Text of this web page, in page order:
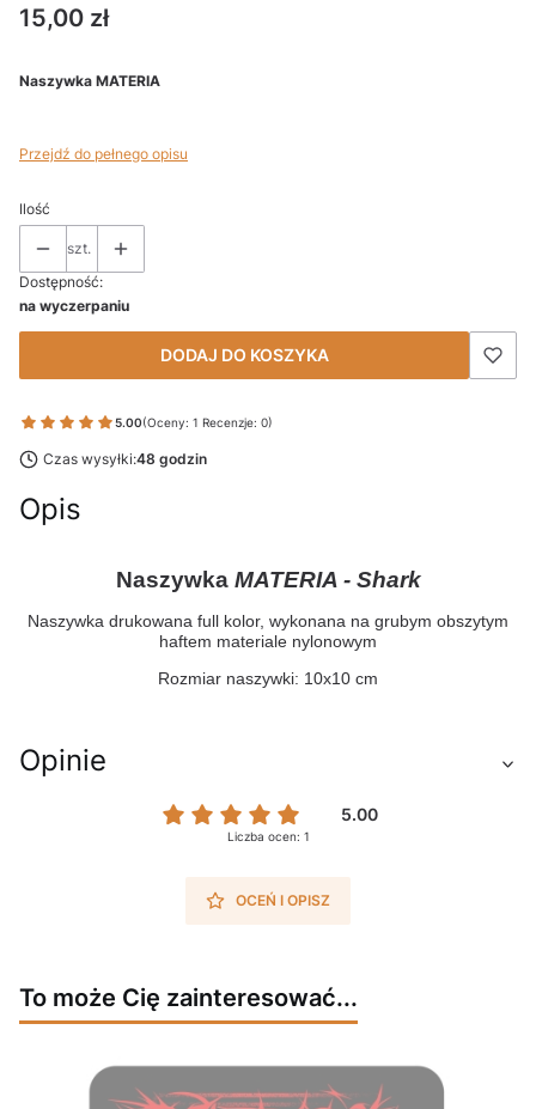
Cena
15,00 zł
Naszywka MATERIA
Przejdź do pełnego opisu
Ilość
szt.
Dostępność:
na wyczerpaniu
DODAJ DO KOSZYKA
5.00(Oceny: 1 Recenzje: 0)
Czas wysyłki:48 godzin
Opis
Naszywka MATERIA - Shark
Naszywka drukowana full kolor, wykonana na grubym obszytym
haftem materiale nylonowym
Rozmiar naszywki: 10x10 cm
Opinie
5.00
Liczba ocen: 1
OCEŃ I OPISZ
To może Cię zainteresować...